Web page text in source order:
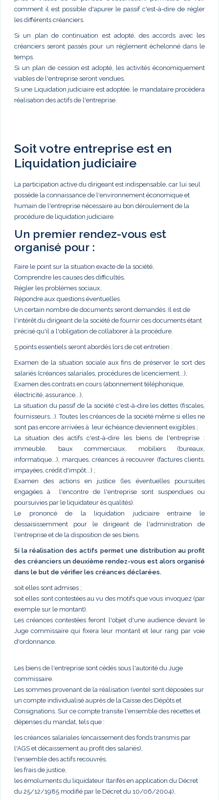
comment il est possible d'apurer le passif c'est-à-dire de régler
les différents créanciers.
Si un plan de continuation est adopté, des accords avec les
créanciers seront passés pour un réglement échelonné dans le
temps.
Si un plan de cession est adopté, les activités économiquement
viables de l'entreprise seront vendues.
Si une Liquidation judiciaire est adoptée, le mandataire procèdera
réalisation des actifs de l'entreprise.
Soit votre entreprise est en
Liquidation judiciaire
La participation active du dirigeant est indispensable, car lui seul
possède la connaissance de l'environnement économique et
humain de l'entreprise nécessaire au bon déroulement de la
procédure de liquidation judiciaire.
Un premier rendez-vous est
organisé pour :
Faire le point sur la situation exacte de la société,
Comprendre les causes des difficultés,
Régler les problèmes sociaux,
Répondre aux questions éventuelles.
Un certain nombre de documents seront demandés. Il est de
l'intérêt du dirigeant de la société de fournir ces documents étant
précisé qu'il a l'obligation de collaborer à la procédure.
5 points essentiels seront abordés lors de cet entretien :
Examen de la situation sociale aux fins de préserver le sort des
salariés (créances salariales, procédures de licenciement...),
Examen des contrats en cours (abonnement téléphonique,
électricité, assurance...),
La situation du passif de la société c'est-à-dire les dettes (fiscales,
fournisseurs...). Toutes les créances de la société même si elles ne
sont pas encore arrivées à leur échéance deviennent exigibles ;
La situation des actifs c'est-à-dire les biens de l'entreprise :
immeuble, baux commerciaux, mobiliers (bureaux,
informatique...), marques, créances à recouvrer (factures clients,
impayées, crédit d'impôt...) ;
Examen des actions en justice (les éventuelles poursuites
engagées à l'encontre de l'entreprise sont suspendues ou
poursuivies par le liquidateur ès qualités).
Le prononcé de la liquidation judiciaire entraine le
dessaisissemment pour le dirigeant de l'administration de
l'entreprise et de la disposition de ses biens.
Si la réalisation des actifs permet une distribution au profit
des créanciers un deuxième rendez-vous est alors organisé
dans le but de vérifier les créances déclarées.
soit elles sont admises ;
soit elles sont contestées au vu des motifs que vous invoquez (par
exemple sur le montant).
Les créances contestées feront l'objet d'une audience devant le
Juge commissaire qui fixera leur montant et leur rang par voie
d'ordonnance.
Les biens de l'entreprise sont cédés sous l'autorité du Juge
commissaire.
Les sommes provenant de la réalisation (vente) sont déposées sur
un compte individualisé auprès de la Caisse des Dépôts et
Consignations. Sur ce compte transite l'ensemble des recettes et
dépenses du mandat, tels que :
les créances salariales (encaissement des fonds transmis par
l'AGS et décaissement au profit des salariés),
l'ensemble des actifs recouvrés,
les frais de justice,
les émoluments du liquidateur (tarifés en application du Décret
du 25/12/1985 modifié par le Décret du 10/06/2004),